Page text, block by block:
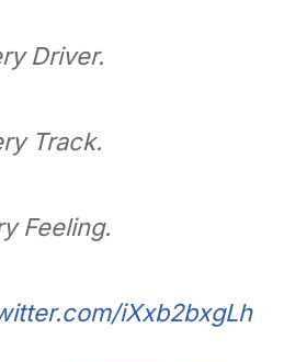
Driver.
Track.
Feeling.
iXxb2bxgLh